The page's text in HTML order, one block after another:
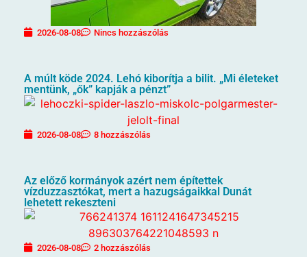
2026-08-08 Nincs hozzászólás
A múlt köde 2024. Lehó kiborítja a bilit. „Mi életeket
mentünk, „ők” kapják a pénzt”
2026-08-08 8 hozzászólás
Az előző kormányok azért nem építettek
vízduzzasztókat, mert a hazugságaikkal Dunát
lehetett rekeszteni
2026-08-08 2 hozzászólás